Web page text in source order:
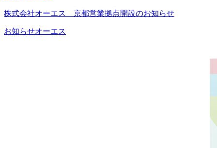
株式会社オーエス 京都営業拠点開設のお知らせ
お知らせオーエス